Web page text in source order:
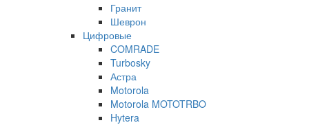
Гранит
Шеврон
Цифровые
COMRADE
Turbosky
Астра
Motorola
Motorola MOTOTRBO
Hytera